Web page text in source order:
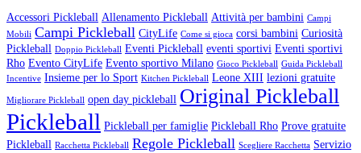
Accessori Pickleball Allenamento Pickleball Attività per bambini Campi
Mobili Campi Pickleball CityLife Come si gioca corsi bambini Curiosità
Pickleball Doppio Pickleball Eventi Pickleball eventi sportivi Eventi sportivi
Rho Evento CityLife Evento sportivo Milano Gioco Pickleball Guida Pickleball
Incentive Insieme per lo Sport Kitchen Pickleball Leone XIII lezioni gratuite
Migliorare Pickleball open day pickleball Original Pickleball
Pickleball Pickleball per famiglie Pickleball Rho Prove gratuite
Pickleball Racchetta Pickleball Regole Pickleball Scegliere Racchetta Servizio